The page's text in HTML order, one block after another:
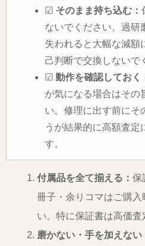
☑ そのまま持ち込む：
ないでください。過研
失われると大幅な減額
己判断で交換しないで
☑ 動作を確認しておく
が気になる場合はその
い。修理に出す前にそ
うが結果的に高額査定
す。
付属品を全て揃える： 保
冊子・余りコマはご購
い。特に保証書は高価査
磨かない・手を加えない